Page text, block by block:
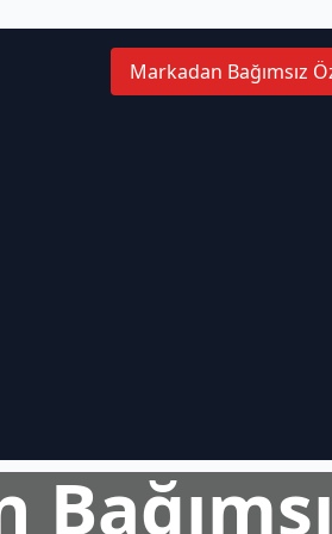
Markadan Bağımsız